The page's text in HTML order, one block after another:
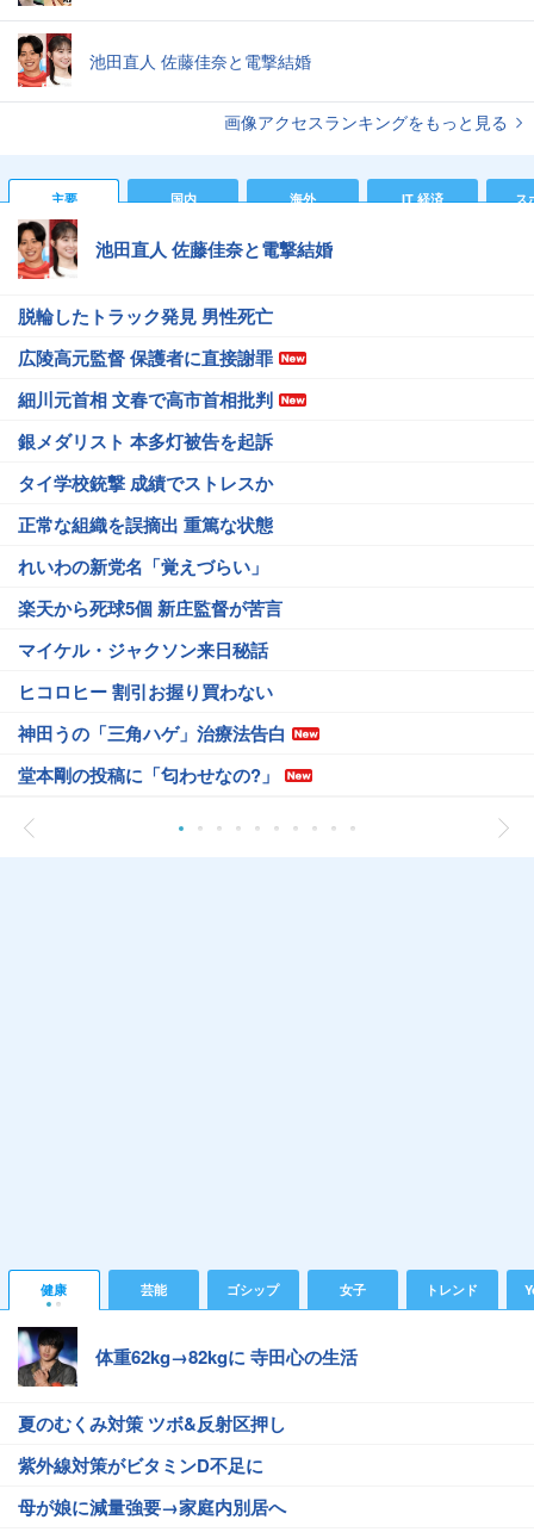
池田直人 佐藤佳奈と電撃結婚
画像アクセスランキングをもっと見る
主要 国内 海外 IT 経済 ス
池田直人 佐藤佳奈と電撃結婚
脱輪したトラック発見 男性死亡
広陵高元監督 保護者に直接謝罪
細川元首相 文春で高市首相批判
銀メダリスト 本多灯被告を起訴
タイ学校銃撃 成績でストレスか
正常な組織を誤摘出 重篤な状態
れいわの新党名「覚えづらい」
楽天から死球5個 新庄監督が苦言
マイケル・ジャクソン来日秘話
ヒコロヒー 割引お握り買わない
神田うの「三角ハゲ」治療法告白
堂本剛の投稿に「匂わせなの?」
健康 芸能 ゴシップ 女子 トレンド
体重62kg→82kgに 寺田心の生活
夏のむくみ対策 ツボ&反射区押し
紫外線対策がビタミンD不足に
母が娘に減量強要→家庭内別居へ